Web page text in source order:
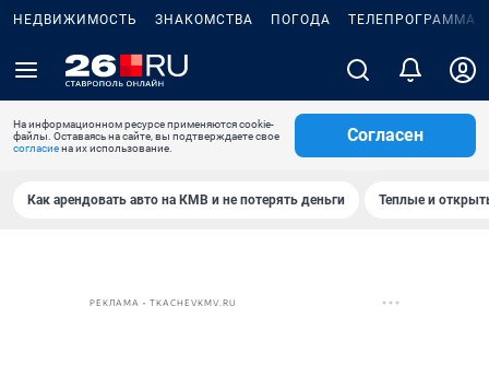
НЕДВИЖИМОСТЬ ЗНАКОМСТВА ПОГОДА ТЕЛЕПРОГРАММА
На информационном ресурсе применяются cookie-
файлы. Оставаясь на сайте, вы подтверждаете свое
согласиена их использование.
Согласен
Как арендовать авто на КМВ и не потерять деньги Теплые и
РЕКЛАМА • TKACHEVKMV.RU